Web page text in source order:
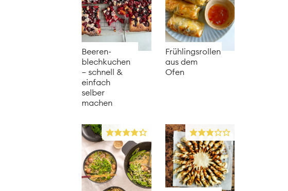
Beeren­
blechkuchen
– schnell &
einfach
selber
machen
Frühlingsrollen
aus dem
Ofen